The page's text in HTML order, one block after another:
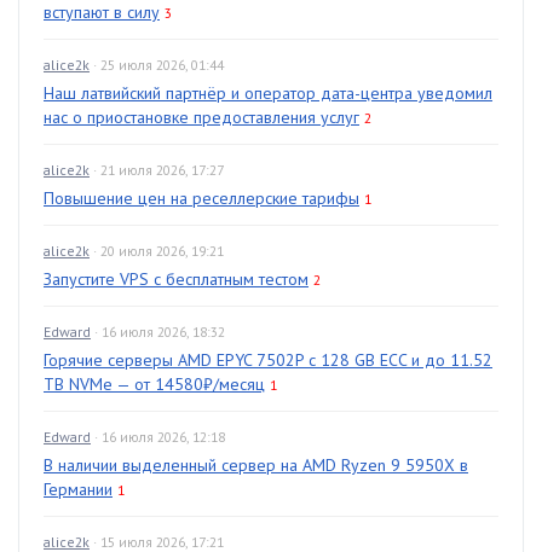
вступают в силу 3
alice2k · 25 июля 2026, 01:44
Наш латвийский партнёр и оператор дата-центра уведомил
нас о приостановке предоставления услуг 2
alice2k · 21 июля 2026, 17:27
Повышение цен на реселлерские тарифы 1
alice2k · 20 июля 2026, 19:21
Запустите VPS с бесплатным тестом 2
Edward · 16 июля 2026, 18:32
Горячие серверы AMD EPYC 7502P с 128 GB ECC и до 11.52
TB NVMe — от 14580₽/месяц 1
Edward · 16 июля 2026, 12:18
В наличии выделенный сервер на AMD Ryzen 9 5950X в
Германии 1
alice2k · 15 июля 2026, 17:21